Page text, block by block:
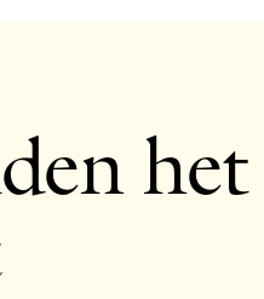
het